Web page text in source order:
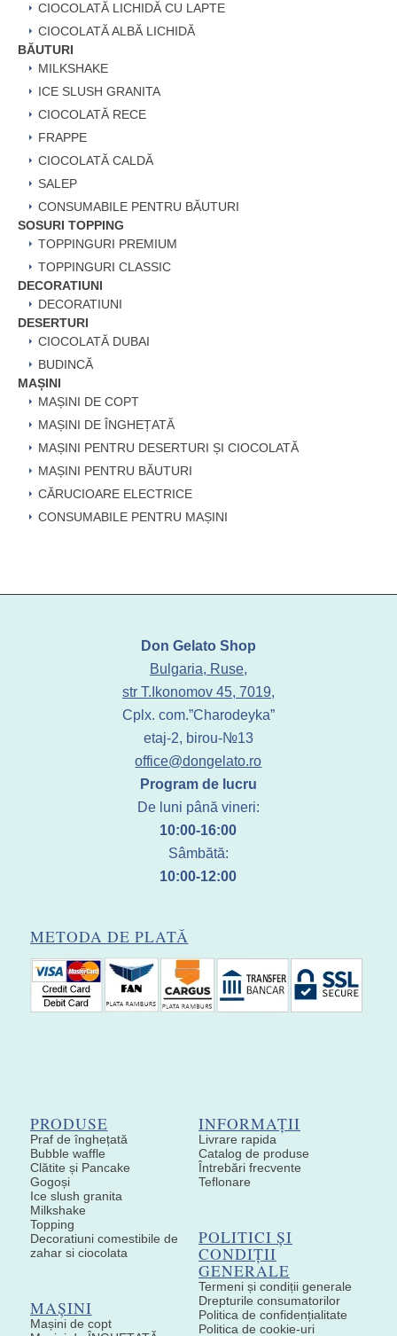
CIOCOLATĂ LICHIDĂ CU LAPTE
CIOCOLATĂ ALBĂ LICHIDĂ
BĂUTURI
MILKSHAKE
ICE SLUSH GRANITA
CIOCOLATĂ RECE
FRAPPE
CIOCOLATĂ CALDĂ
SALEP
CONSUMABILE PENTRU BĂUTURI
SOSURI TOPPING
TOPPINGURI PREMIUM
TOPPINGURI CLASSIC
DECORATIUNI
DECORATIUNI
DESERTURI
CIOCOLATĂ DUBAI
BUDINCĂ
MAȘINI
MAȘINI DE COPT
MAȘINI DE ÎNGHEȚATĂ
MAȘINI PENTRU DESERTURI ȘI CIOCOLATĂ
MAȘINI PENTRU BĂUTURI
CĂRUCIOARE ELECTRICE
CONSUMABILE PENTRU MAȘINI
Don Gelato Shop
Bulgaria, Ruse,
str T.Ikonomov 45, 7019,
Cplx. com.”Charodeyka”
etaj-2, birou-№13
office@dongelato.ro
Program de lucru
De luni până vineri:
10:00-16:00
Sâmbătă:
10:00-12:00
METODA DE PLATĂ
PRODUSE
Praf de înghețată
Bubble waffle
Clătite și Pancake
Gogoși
Ice slush granita
Milkshake
Topping
Decoratiuni comestibile de
zahar si ciocolata
MAȘINI
Mașini de copt
INFORMAȚII
Livrare rapida
Catalog de produse
Întrebări frecvente
Teflonare
POLITICI ȘI
CONDIȚII
GENERALE
Termeni și condiții generale
Drepturile consumatorilor
Politica de confidențialitate
Politica de cookie-uri